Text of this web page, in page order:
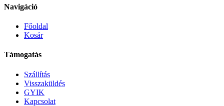
Navigáció
Főoldal
Kosár
Támogatás
Szállítás
Visszaküldés
GYIK
Kapcsolat